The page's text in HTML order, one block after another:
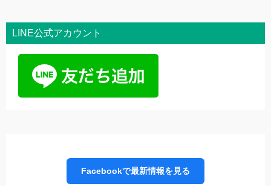
LINE公式アカウント
Facebookで最新情報を見る